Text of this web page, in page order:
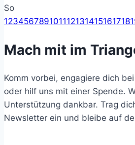
So
123456789101112131415161718
Mach mit im
Komm vorbei, engagiere dich
oder hilf uns mit einer Spende.
Unterstützung dankbar. Trag
Newsletter ein und bleibe auf